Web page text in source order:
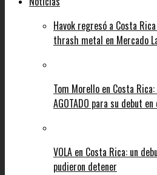
Havok regresó a Costa
thrash metal en Mercado
Tom Morello en Costa
AGOTADO para su debut
VOLA en Costa Rica: un
pudieron detener